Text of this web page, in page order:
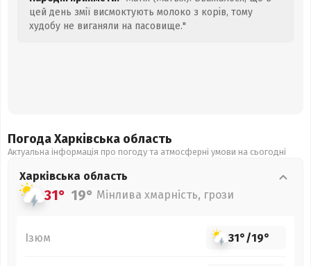
цей день змії висмоктують молоко з корів, тому
худобу не виганяли на пасовище."
Погода Харківська область
Актуальна інформація про погоду та атмосферні умови на сьогодні
Харківська область
31° 19° Мінлива хмарність, грози
Ізюм 31°/19°